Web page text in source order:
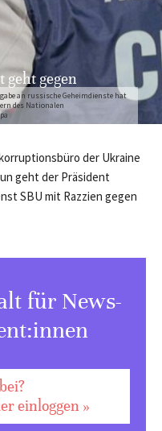
an russische Geheimdienste hat
des Nationalen
gegen
der Ukraine
geht der Präsident
SBU mit Razzien gegen
für News-
einloggen »